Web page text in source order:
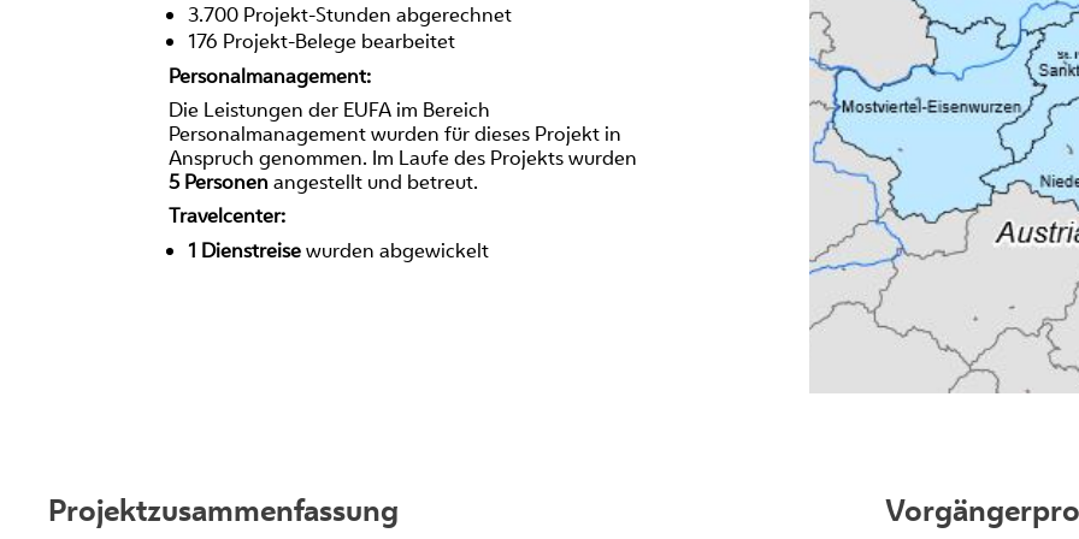
3.700 Projekt-Stunden abgerechnet
176 Projekt-Belege bearbeitet
Personalmanagement:
Die Leistungen der EUFA im Bereich
Personalmanagement wurden für dieses Projekt in
Anspruch genommen. Im Laufe des Projekts wurden
5 Personenangestellt und betreut.
Travelcenter:
1 Dienstreisewurden abgewickelt
Projektzusammenfassung